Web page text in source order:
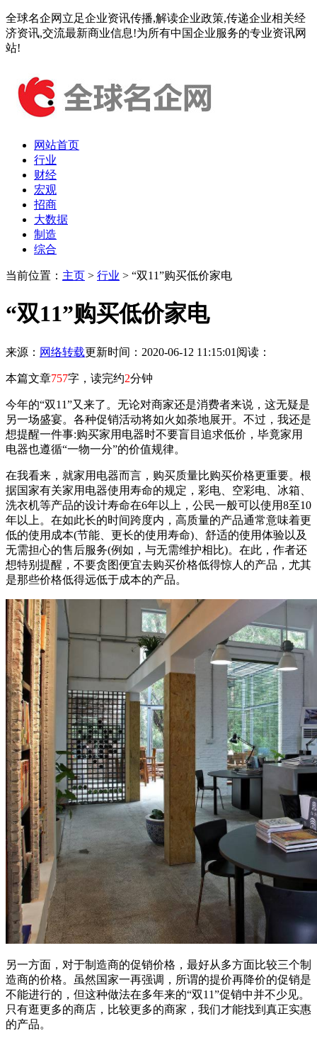
全球名企网立足企业资讯传播,解读企业政策,传递企业相关经
济资讯,交流最新商业信息!为所有中国企业服务的专业资讯网
站!
网站首页
行业
财经
宏观
招商
大数据
制造
综合
当前位置： 主页 > 行业 > “双11”购买低价家电
“双11”购买低价家电
来源： 网络转载更新时间：2020-06-12 11:15:01 阅读：
本篇文章757字，读完约2分钟
今年的“双11”又来了。无论对商家还是消费者来说，这无疑是
另一场盛宴。各种促销活动将如火如荼地展开。不过，我还是
想提醒一件事:购买家用电器时不要盲目追求低价，毕竟家用
电器也遵循“一物一分”的价值规律。
在我看来，就家用电器而言，购买质量比购买价格更重要。根
据国家有关家用电器使用寿命的规定，彩电、空彩电、冰箱、
洗衣机等产品的设计寿命在6年以上，公民一般可以使用8至10
年以上。在如此长的时间跨度内，高质量的产品通常意味着更
低的使用成本(节能、更长的使用寿命)、舒适的使用体验以及
无需担心的售后服务(例如，与无需维护相比)。在此，作者还
想特别提醒，不要贪图便宜去购买价格低得惊人的产品，尤其
是那些价格低得远低于成本的产品。
另一方面，对于制造商的促销价格，最好从多方面比较三个制
造商的价格。虽然国家一再强调，所谓的提价再降价的促销是
不能进行的，但这种做法在多年来的“双11”促销中并不少见。
只有逛更多的商店，比较更多的商家，我们才能找到真正实惠
的产品。